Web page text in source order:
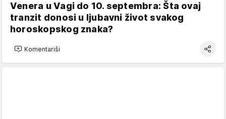
Venera u Vagi do 10. septembra: Šta ovaj
tranzit donosi u ljubavni život svakog
horoskopskog znaka?
Komentariši